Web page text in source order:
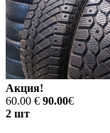
Акция!
60.00 € 90.00€
2 шт